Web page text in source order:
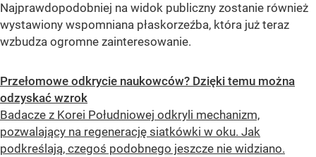
Najprawdopodobniej na widok publiczny zostanie również
wystawiony wspomniana płaskorzeźba, która już teraz
wzbudza ogromne zainteresowanie.
Przełomowe odkrycie naukowców? Dzięki temu można
odzyskać wzrok
Badacze z Korei Południowej odkryli mechanizm,
pozwalający na regenerację siatkówki w oku. Jak
podkreślają, czegoś podobnego jeszcze nie widziano.